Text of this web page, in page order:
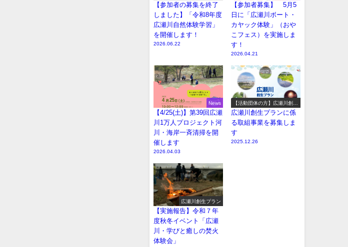
（イベント系）
【参加者の募集を終了
しました】「令和8年度
広瀬川自然体験学習」
を開催します！
2026.06.22
【参加者募集】 5月5
日に「広瀬川ボート・
カヤック体験」（おや
こフェス）を実施しま
す！
2026.04.21
News
【4/25(土)】第39回広瀬
川1万人プロジェクト河
川・海岸一斉清掃を開
催します
2026.04.03
【活動団体の方】広瀬川創生
プラン参加事業の募集
広瀬川創生プランに係
る取組事業を募集しま
す
2025.12.26
広瀬川創生プラン
【実施報告】令和７年
度秋冬イベント「広瀬
川・学びと癒しの焚火
体験会」